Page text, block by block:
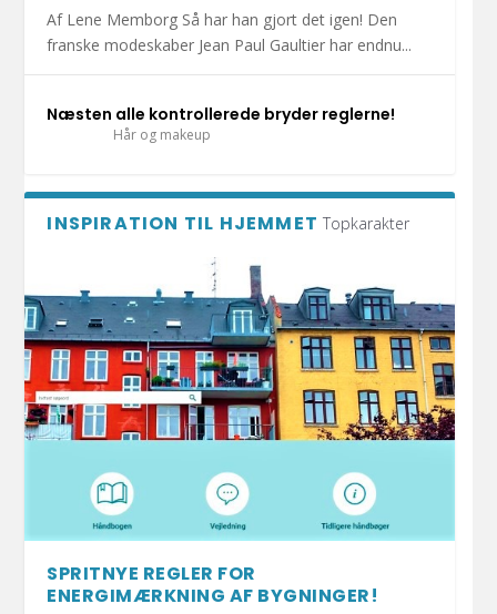
Af Lene Memborg Så har han gjort det igen! Den
franske modeskaber Jean Paul Gaultier har endnu...
Næsten alle kontrollerede bryder reglerne!
Hår og makeup
INSPIRATION TIL HJEMMET Topkarakter
SPRITNYE REGLER FOR
ENERGIMÆRKNING AF BYGNINGER!